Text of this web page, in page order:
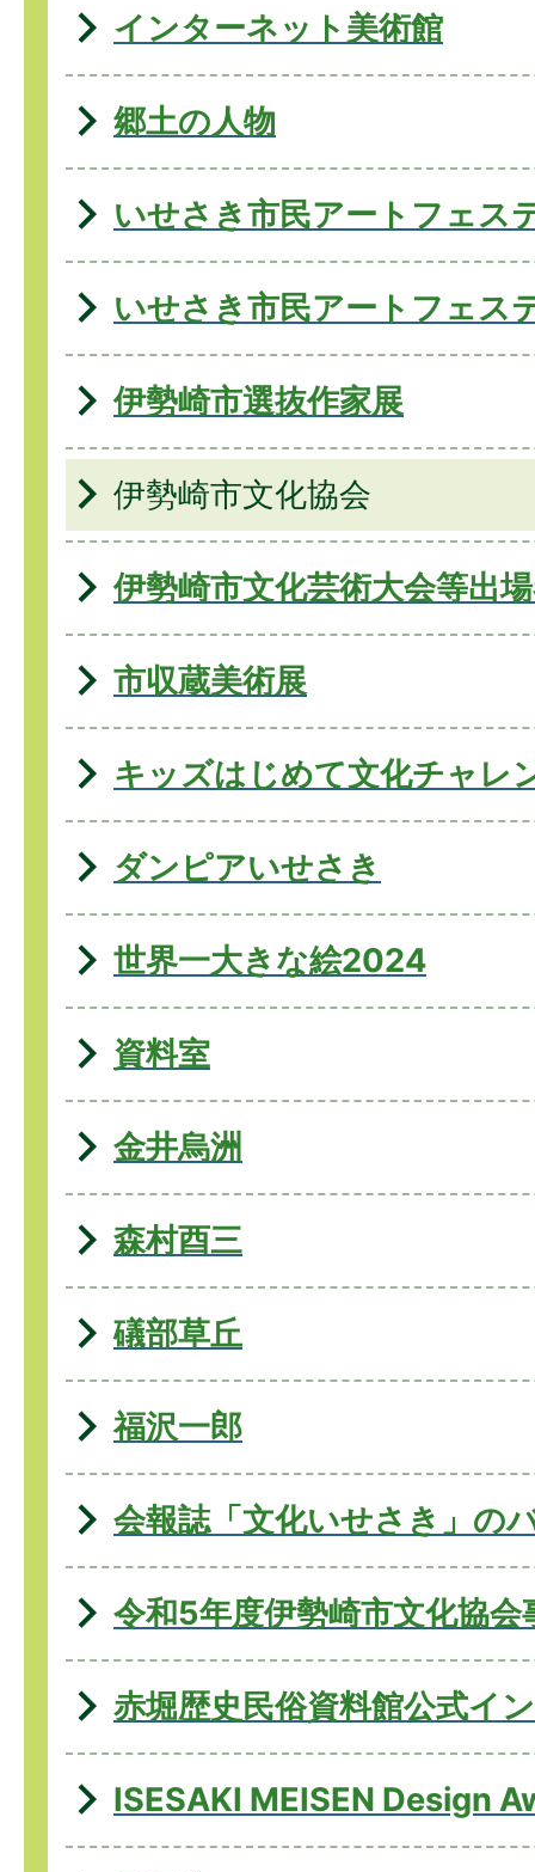
インターネット美術館
郷土の人物
いせさき市民アートフェス
いせさき市民アートフェス
伊勢崎市選抜作家展
伊勢崎市文化協会
伊勢崎市文化芸術大会等出
市収蔵美術展
キッズはじめて文化チャレ
ダンピアいせさき
世界一大きな絵2024
資料室
金井烏洲
森村酉三
礒部草丘
福沢一郎
会報誌「文化いせさき」の
令和5年度伊勢崎市文化協会
赤堀歴史民俗資料館公式イ
ISESAKI MEISEN Design